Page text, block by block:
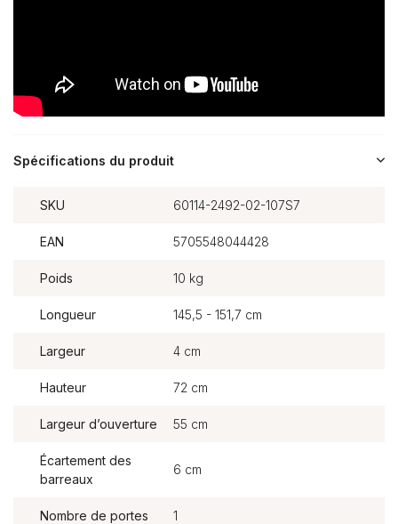
Spécifications du produit
SKU 60114-2492-02-107S7
EAN 5705548044428
Poids 10 kg
Longueur 145,5 - 151,7 cm
Largeur 4 cm
Hauteur 72 cm
Largeur d’ouverture 55 cm
Écartement des
barreaux
6 cm
Nombre de portes 1